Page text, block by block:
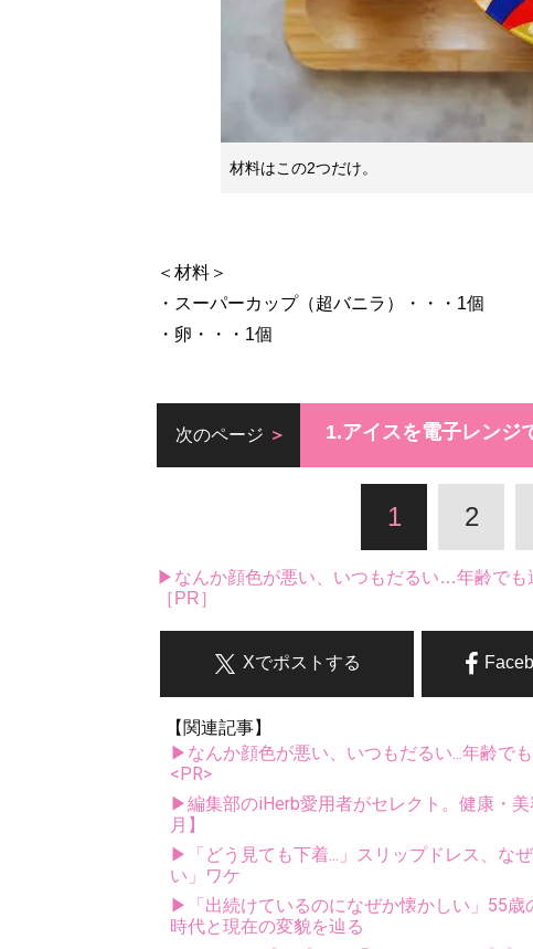
材料はこの2つだけ。
＜材料＞
・スーパーカップ（超バニラ）・・・1個
・卵・・・1個
次のページ 1.アイスを電子レンジ
1 2
▶なんか顔色が悪い、いつもだるい…年齢でも
［PR］
Xでポストする
【関連記事】
▶なんか顔色が悪い、いつもだるい...年齢で
<PR>
▶編集部のiHerb愛用者がセレクト。健康・
月】
▶「どう見ても下着...」スリップドレス、な
い」ワケ
▶「出続けているのになぜか懐かしい」55歳
時代と現在の変貌を辿る